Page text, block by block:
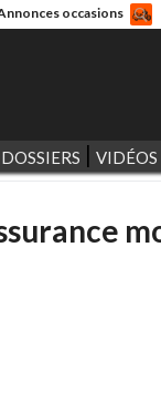
occasions
DOSSIERS VIDÉOS